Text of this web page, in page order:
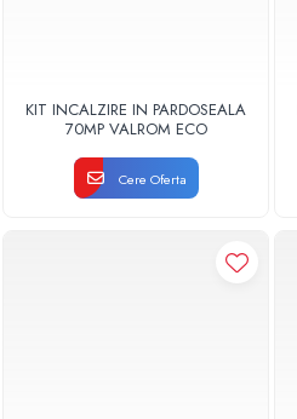
KIT INCALZIRE IN PARDOSEALA
70MP VALROM ECO
Cere Oferta